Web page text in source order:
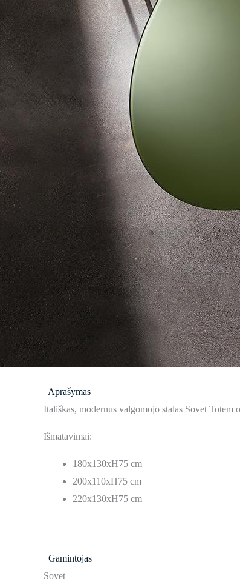
Aprašymas
Itališkas, modernus valgomojo stalas Sovet
Išmatavimai:
180x130xH75 cm
200x110xH75 cm
220x130xH75 cm
Gamintojas
Sovet